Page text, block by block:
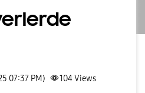
07:37 PM) 104Views